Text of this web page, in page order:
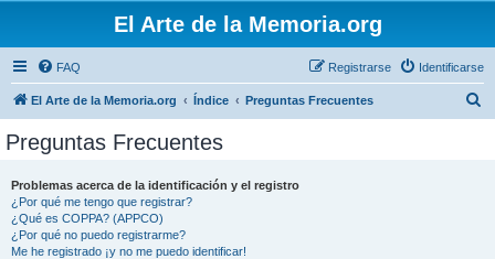
El Arte de la Memoria.org
FAQ Identificarse
Registrarse
El Arte de la Memoria.org Índice Preguntas Frecuentes
Preguntas Frecuentes
Problemas acerca de la identificación y el registro
¿Por qué me tengo que registrar?
¿Qué es COPPA? (APPCO)
¿Por qué no puedo registrarme?
Me he registrado ¡y no me puedo identificar!